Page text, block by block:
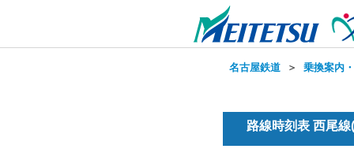
名古屋鉄道 ＞ 乗換案内
路線時刻表 西尾